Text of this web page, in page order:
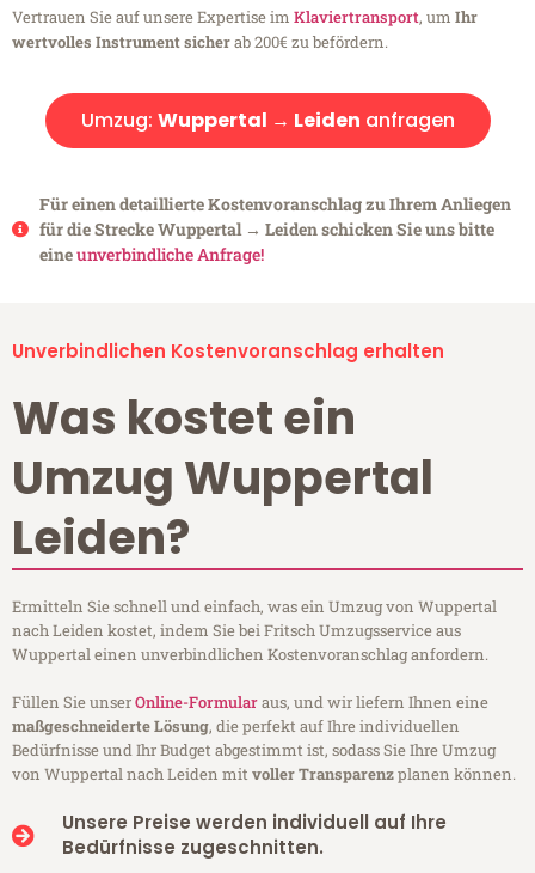
Vertrauen Sie auf unsere Expertise im Klaviertransport, um Ihr
wertvolles Instrument sicherab 200€ zu befördern.
Umzug: Wuppertal → Leiden anfragen
Für einen detaillierte Kostenvoranschlag zu Ihrem Anliegen
für die Strecke Wuppertal → Leiden schicken Sie uns bitte
eineunverbindliche Anfrage!
Unverbindlichen Kostenvoranschlag erhalten
Was kostet ein
Umzug Wuppertal
Leiden?
Ermitteln Sie schnell und einfach, was ein Umzug von Wuppertal
nach Leiden kostet, indem Sie bei Fritsch Umzugsservice aus
Wuppertal einen unverbindlichen Kostenvoranschlag anfordern.
Füllen Sie unserOnline-Formularaus, und wir liefern Ihnen eine
maßgeschneiderte Lösung, die perfekt auf Ihre individuellen
Bedürfnisse und Ihr Budget abgestimmt ist, sodass Sie Ihre Umzug
von Wuppertal nach Leiden mitvoller Transparenzplanen können.
Unsere Preise werden individuell auf Ihre
Bedürfnisse zugeschnitten.